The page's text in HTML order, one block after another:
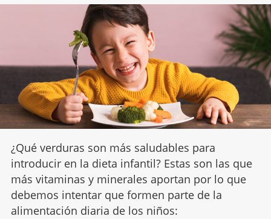
¿Qué verduras son más saludables para
introducir en la dieta infantil? Estas son las que
más vitaminas y minerales aportan por lo que
debemos intentar que formen parte de la
alimentación diaria de los niños: